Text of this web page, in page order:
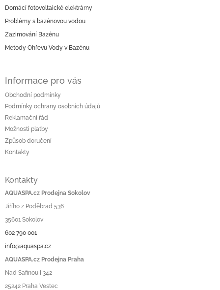
Domácí fotovoltaické elektrárny
Problémy s bazénovou vodou
Zazimování Bazénu
Metody Ohřevu Vody v Bazénu
Informace pro vás
Obchodní podmínky
Podmínky ochrany osobních údajů
Reklamační řád
Možnosti platby
Způsob doručení
Kontakty
Kontakty
AQUASPA.cz Prodejna Sokolov
Jiřího z Poděbrad 536
35601 Sokolov
602 790 001
info@aquaspa.cz
AQUASPA.cz Prodejna Praha
Nad Safinou I 342
25242 Praha Vestec